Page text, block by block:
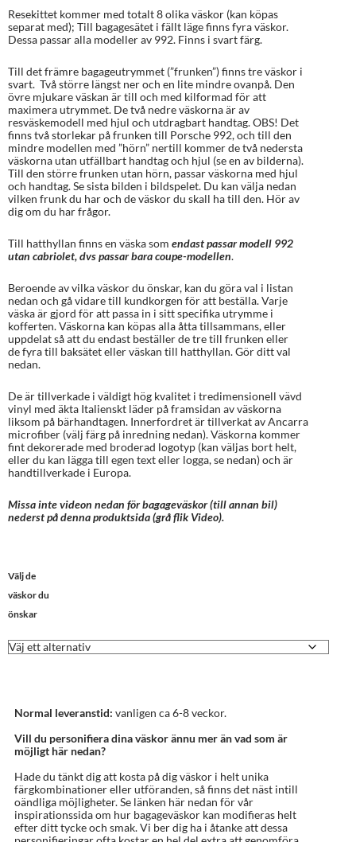
Resekittet kommer med totalt 8 olika väskor (kan köpas
separat med); Till bagagesätet i fällt läge finns fyra väskor.
Dessa passar alla modeller av 992. Finns i svart färg.
Till det främre bagageutrymmet (”frunken”) finns tre väskor i
svart. Två större längst ner och en lite mindre ovanpå. Den
övre mjukare väskan är till och med kilformad för att
maximera utrymmet. De två nedre väskorna är av
resväskemodell med hjul och utdragbart handtag. OBS! Det
finns två storlekar på frunken till Porsche 992, och till den
mindre modellen med ”hörn” nertill kommer de två nedersta
väskorna utan utfällbart handtag och hjul (se en av bilderna).
Till den större frunken utan hörn, passar väskorna med hjul
och handtag. Se sista bilden i bildspelet. Du kan välja nedan
vilken frunk du har och de väskor du skall ha till den. Hör av
dig om du har frågor.
Till hatthyllan finns en väska som endast passar modell 992
utan cabriolet, dvs passar bara coupe-modellen.
Beroende av vilka väskor du önskar, kan du göra val i listan
nedan och gå vidare till kundkorgen för att beställa. Varje
väska är gjord för att passa in i sitt specifika utrymme i
kofferten. Väskorna kan köpas alla åtta tillsammans, eller
uppdelat så att du endast beställer de tre till frunken eller
de fyra till baksätet eller väskan till hatthyllan. Gör ditt val
nedan.
De är tillverkade i väldigt hög kvalitet i tredimensionell vävd
vinyl med äkta Italienskt läder på framsidan av väskorna
liksom på bärhandtagen. Innerfordret är tillverkat av Ancarra
microfiber (välj färg på inredning nedan). Väskorna kommer
fint dekorerade med broderad logotyp (kan väljas bort helt,
eller du kan lägga till egen text eller logga, se nedan) och är
handtillverkade i Europa.
Missa inte videon nedan för bagageväskor (till annan bil)
nederst på denna produktsida (grå flik Video).
Välj de
väskor du
önskar
Normal leveranstid: vanligen ca 6-8 veckor.
Vill du personifiera dina väskor ännu mer än vad som är
möjligt här nedan?
Hade du tänkt dig att kosta på dig väskor i helt unika
färgkombinationer eller utföranden, så finns det näst intill
oändliga möjligheter. Se länken här nedan för vår
inspirationssida om hur bagageväskor kan modifieras helt
efter ditt tycke och smak. Vi ber dig ha i åtanke att dessa